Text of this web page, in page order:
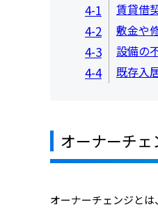
4-1 賃貸借
4-2 敷金や
4-3 設備の
4-4 既存入
オーナーチ
オーナーチェンジと